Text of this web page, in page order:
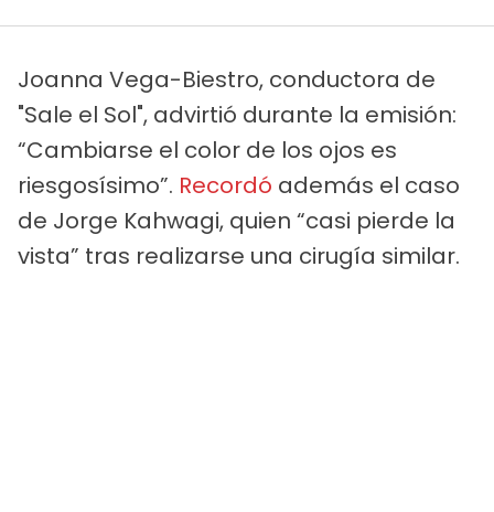
Joanna Vega-Biestro, conductora de
"Sale el Sol", advirtió durante la emisión:
“Cambiarse el color de los ojos es
riesgosísimo”. Recordó además el caso
de Jorge Kahwagi, quien “casi pierde la
vista” tras realizarse una cirugía similar.